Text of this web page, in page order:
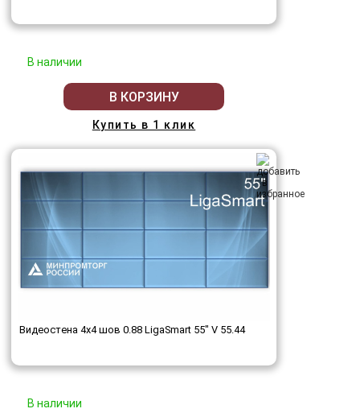
В наличии
В КОРЗИНУ
Купить в 1 клик
Видеостена 4x4 шов 0.88 LigaSmart 55" V 55.44
В наличии